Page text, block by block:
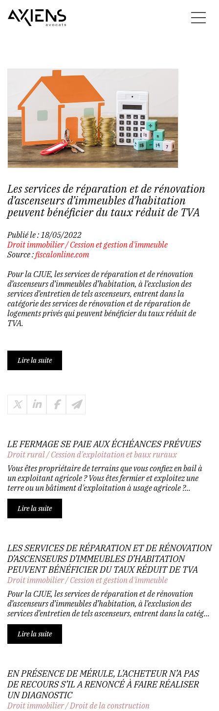
Les services de réparation et de rénovation
d’ascenseurs d’immeubles d’habitation
peuvent bénéficier du taux réduit de TVA
Publié le : 18/05/2022
Droit immobilier/Cession et gestion d'immeuble
Source : fiscalonline.com
Pour la CJUE, les services de réparation et de rénovation
d’ascenseurs d’immeubles d’habitation, à l’exclusion des
services d’entretien de tels ascenseurs, entrent dans la
catégorie des services de rénovation et de réparation de
logements privés qui peuvent bénéficier du taux réduit de
TVA.
Lire la suite
LE FERMAGE SE PAIE AUX ÉCHÉANCES PRÉVUES
Droit rural/Cession d'exploitation et baux ruraux
Vous êtes propriétaire de terrains que vous confiez en bail à
un exploitant agricole ? Vous êtes fermier et exploitez une
terre ou un bâtiment d'exploitation à usage agricole ?...
Lire la suite
LES SERVICES DE RÉPARATION ET DE RÉNOVATION
D’ASCENSEURS D’IMMEUBLES D’HABITATION
PEUVENT BÉNÉFICIER DU TAUX RÉDUIT DE TVA
Droit immobilier/Cession et gestion d'immeuble
Pour la CJUE, les services de réparation et de rénovation
d’ascenseurs d’immeubles d’habitation, à l’exclusion des
services d’entretien de tels ascenseurs, entrent dans la catég...
Lire la suite
EN PRÉSENCE DE MÉRULE, L’ACHETEUR N’A PAS
DE RECOURS S’IL A RENONCÉ À FAIRE RÉALISER
UN DIAGNOSTIC
Droit immobilier/Droit de la construction